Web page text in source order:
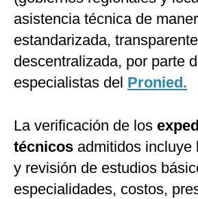
asistencia técnica de
estandarizada,
descentralizada, por parte
especialistas del Pronied.
La verificación de los
técnicos admitidos incluye
y revisión de estudios
especialidades, costos,